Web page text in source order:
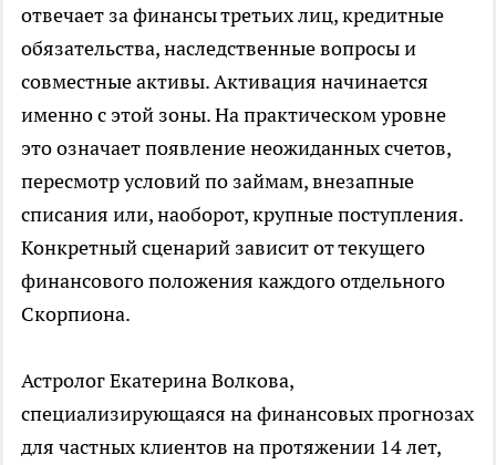
отвечает за финансы третьих лиц, кредитные
обязательства, наследственные вопросы и
совместные активы. Активация начинается
именно с этой зоны. На практическом уровне
это означает появление неожиданных счетов,
пересмотр условий по займам, внезапные
списания или, наоборот, крупные поступления.
Конкретный сценарий зависит от текущего
финансового положения каждого отдельного
Скорпиона.
Астролог Екатерина Волкова,
специализирующаяся на финансовых прогнозах
для частных клиентов на протяжении 14 лет,